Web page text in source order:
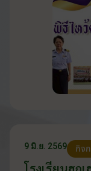
9 มิ.ย. 2569 กิจ